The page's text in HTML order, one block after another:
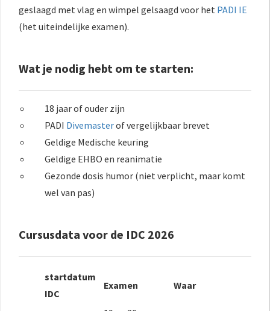
geslaagd met vlag en wimpel gelsaagd voor het PADI IE
(het uiteindelijke examen).
Wat je nodig hebt om te starten:
18 jaar of ouder zijn
PADI Divemasterof vergelijkbaar brevet
Geldige Medische keuring
Geldige EHBO en reanimatie
Gezonde dosis humor (niet verplicht, maar komt
wel van pas)
Cursusdata voor de IDC 2026
startdatum
IDC
Examen Waar